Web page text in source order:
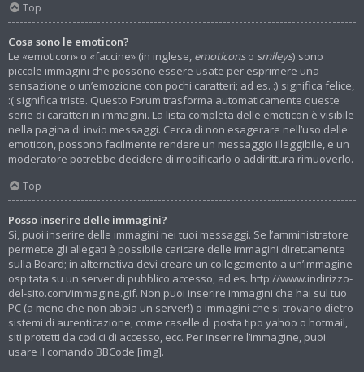
Top
Cosa sono le emoticon?
Le «emoticon» o «faccine» (in inglese, emoticonso smileys) sono
piccole immagini che possono essere usate per esprimere una
sensazione o un’emozione con pochi caratteri; ad es. :) significa felice,
:( significa triste. Questo Forum trasforma automaticamente queste
serie di caratteri in immagini. La lista completa delle emoticon è visibile
nella pagina di invio messaggi. Cerca di non esagerare nell’uso delle
emoticon, possono facilmente rendere un messaggio illeggibile, e un
moderatore potrebbe decidere di modificarlo o addirittura rimuoverlo.
Top
Posso inserire delle immagini?
Sì, puoi inserire delle immagini nei tuoi messaggi. Se l’amministratore
permette gli allegati è possibile caricare delle immagini direttamente
sulla Board; in alternativa devi creare un collegamento a un’immagine
ospitata su un server di pubblico accesso, ad es. http://www.indirizzo-
del-sito.com/immagine.gif. Non puoi inserire immagini che hai sul tuo
PC (a meno che non abbia un server!) o immagini che si trovano dietro
sistemi di autenticazione, come caselle di posta tipo yahoo o hotmail,
siti protetti da codici di accesso, ecc. Per inserire l’immagine, puoi
usare il comando BBCode [img].